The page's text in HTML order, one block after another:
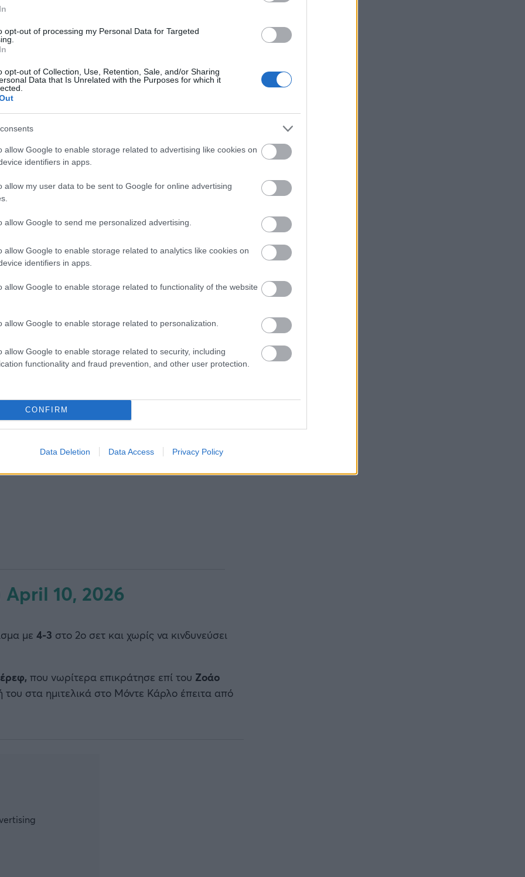
opt-out of processing my Personal Data for Targeted
opt-out of Collection, Use, Retention, Sale, and/or Sharing
Data that Is Unrelated with the Purposes for which it
allow Google to enable storage related to advertising like cookies on
identifiers in apps.
allow my user data to be sent to Google for online advertising
allow Google to send me personalized advertising.
allow Google to enable storage related to analytics like cookies on
identifiers in apps.
allow Google to enable storage related to functionality of the website
allow Google to enable storage related to personalization.
allow Google to enable storage related to security, including
functionality and fraud prevention, and other user protection.
CONFIRM
Data Deletion Data Access Privacy Policy
του Miami
Aliassime 6-3, 6-4
April 10, 2026
με 4-3 στο 2ο σετ και χωρίς να κινδυνεύσει
που νωρίτερα επικράτησε επί του Ζοάο
του στα ημιτελικά στο Μόντε Κάρλο έπειτα από